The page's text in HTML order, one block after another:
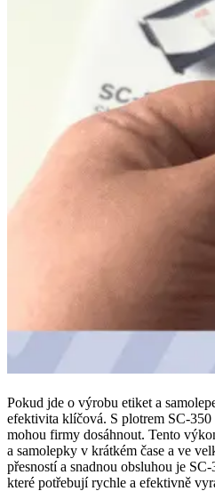
Pokud jde o výrobu etiket a
efektivita klíčová. S plotrem SC-
mohou firmy dosáhnout. Tento
a samolepky v krátkém čase a ve
přesností a snadnou obsluhou je
které potřebují rychle a efektivně